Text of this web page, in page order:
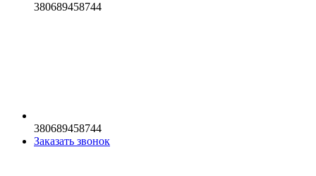
380689458744
380689458744
Заказать звонок